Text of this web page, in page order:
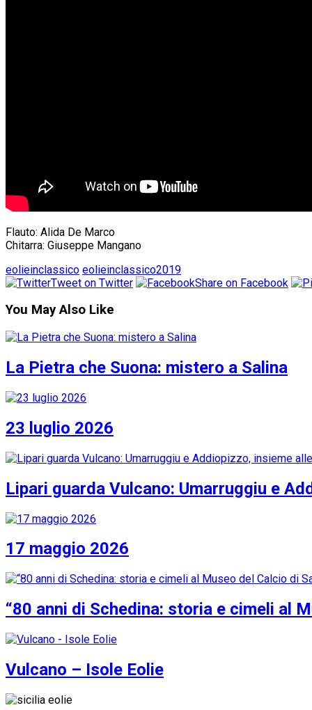
Flauto: Alida De Marco
Chitarra: Giuseppe Mangano
eolieinclassico eolieinclassico2019
Tweet on Twitter
Share on Facebook
You May Also Like
La Pietra che Suona: mistero a Salina
23 luglio 2026
Lipari guarda Vulcano: Umarruggiu e
17 maggio 2026
“80 anni di Schedina: storia e cimeli al
Vulcano – Isole Eolie